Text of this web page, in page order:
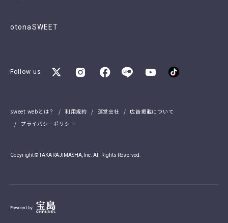
otonaSWEET
Follow us
sweet webとは？ 利用規約 運営会社
広告掲載について
プライバシーポリシー
Copyright © TAKARAJIMASHA,Inc. All Rights Reserved.